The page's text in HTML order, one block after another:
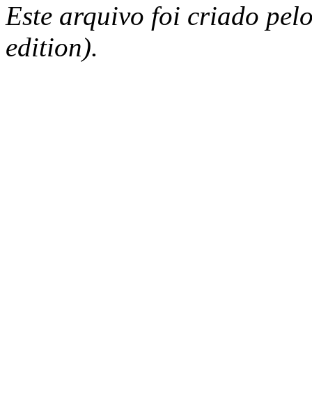
Este arquivo foi criado
edition).